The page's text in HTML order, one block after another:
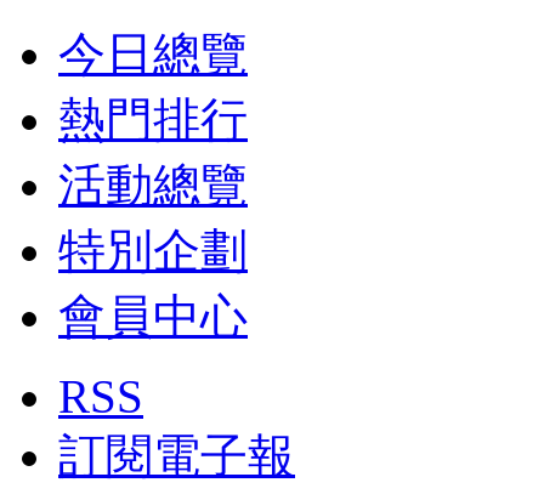
今日總覽
熱門排行
活動總覽
特別企劃
會員中心
RSS
訂閱電子報